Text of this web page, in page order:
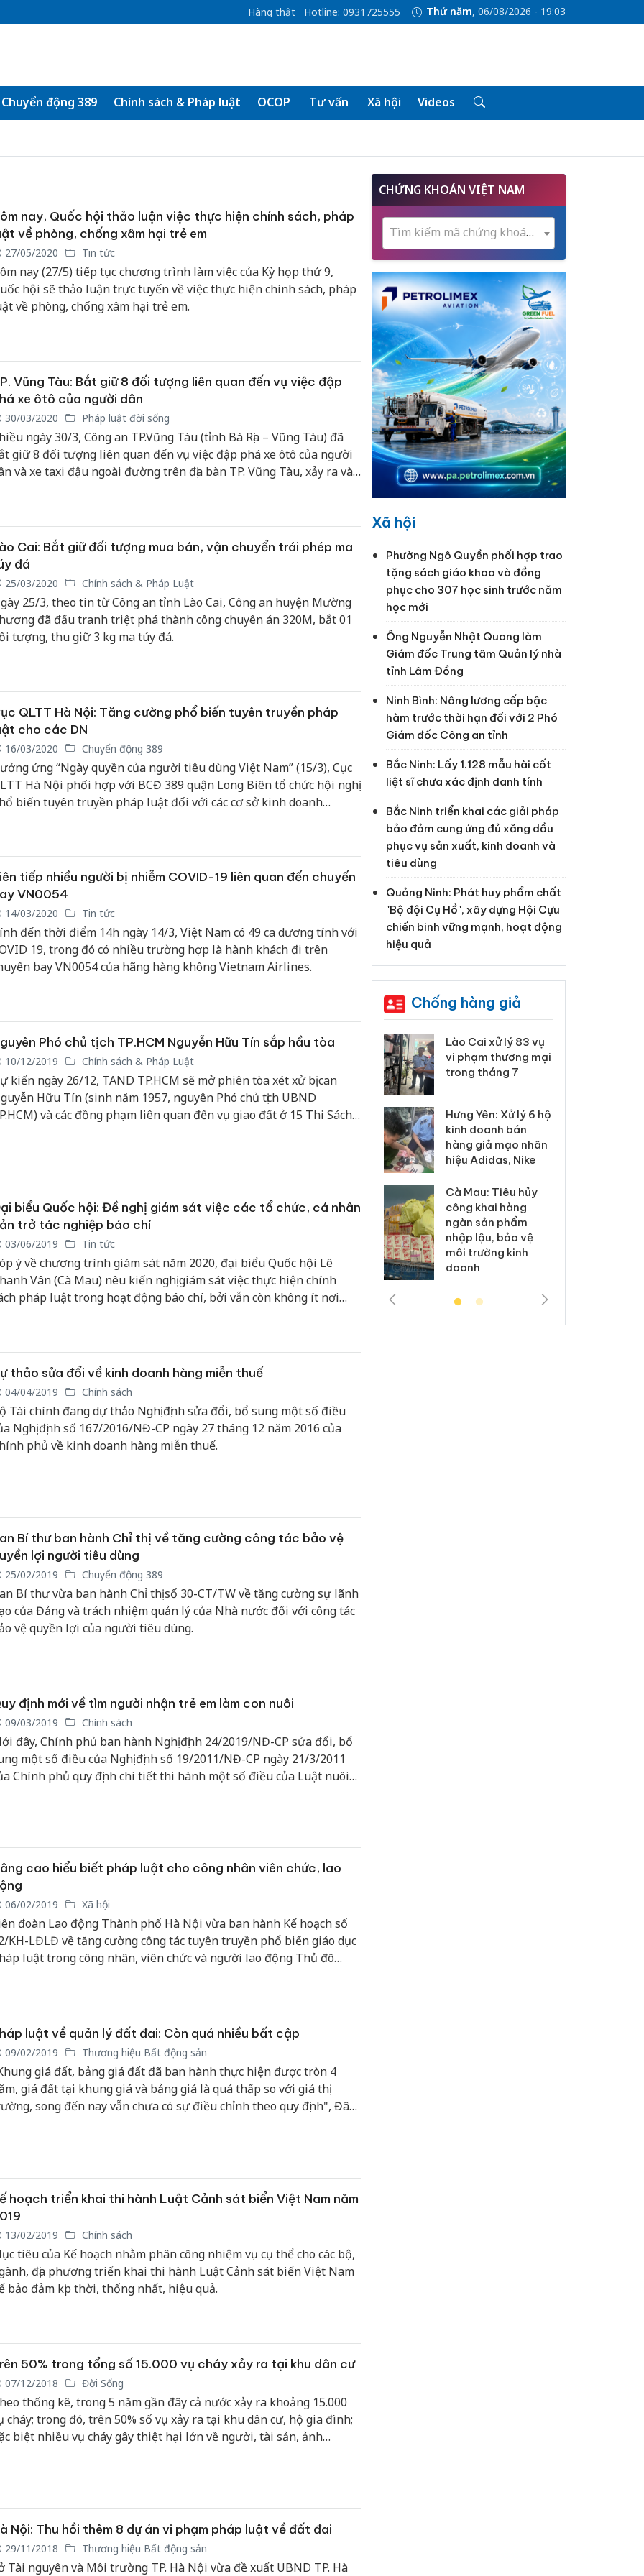
Hàng thật Hotline: 0931725555 Thứ năm, 06/08/2026 - 19:03
Chuyển động 389 Chính sách & Pháp luật OCOP Tư vấn Xã hội Videos
nay, Quốc hội thảo luận việc thực hiện chính sách, pháp
về phòng, chống xâm hại trẻ em
27/05/2020 Tin tức
nay (27/5) tiếp tục chương trình làm việc của Kỳ họp thứ 9,
hội sẽ thảo luận trực tuyến về việc thực hiện chính sách, pháp
về phòng, chống xâm hại trẻ em.
Vũng Tàu: Bắt giữ 8 đối tượng liên quan đến vụ việc đập
xe ôtô của người dân
30/03/2020 Pháp luật đời sống
ngày 30/3, Công an TP.Vũng Tàu (tỉnh Bà Rịa – Vũng Tàu) đã
giữ 8 đối tượng liên quan đến vụ việc đập phá xe ôtô của người
và xe taxi đậu ngoài đường trên địa bàn TP. Vũng Tàu, xảy ra vào
Cai: Bắt giữ đối tượng mua bán, vận chuyển trái phép ma
đá
25/03/2020 Chính sách & Pháp Luật
25/3, theo tin từ Công an tỉnh Lào Cai, Công an huyện Mường
đã đấu tranh triệt phá thành công chuyên án 320M, bắt 01
tượng, thu giữ 3 kg ma túy đá.
QLTT Hà Nội: Tăng cường phổ biến tuyên truyền pháp
cho các DN
16/03/2020 Chuyển động 389
ứng “Ngày quyền của người tiêu dùng Việt Nam” (15/3), Cục
Hà Nội phối hợp với BCĐ 389 quận Long Biên tổ chức hội nghị
biến tuyên truyền pháp luật đối với các cơ sở kinh doanh
tiếp nhiều người bị nhiễm COVID-19 liên quan đến chuyến
VN0054
14/03/2020 Tin tức
đến thời điểm 14h ngày 14/3, Việt Nam có 49 ca dương tính với
19, trong đó có nhiều trường hợp là hành khách đi trên
bay VN0054 của hãng hàng không Vietnam Airlines.
Phó chủ tịch TP.HCM Nguyễn Hữu Tín sắp hầu tòa
10/12/2019 Chính sách & Pháp Luật
kiến ngày 26/12, TAND TP.HCM sẽ mở phiên tòa xét xử bị can
Hữu Tín (sinh năm 1957, nguyên Phó chủ tịch UBND
và các đồng phạm liên quan đến vụ giao đất ở 15 Thi Sách
biểu Quốc hội: Đề nghị giám sát việc các tổ chức, cá nhân
trở tác nghiệp báo chí
03/06/2019 Tin tức
ý về chương trình giám sát năm 2020, đại biểu Quốc hội Lê
Vân (Cà Mau) nêu kiến nghị giám sát việc thực hiện chính
pháp luật trong hoạt động báo chí, bởi vẫn còn không ít nơi
thảo sửa đổi về kinh doanh hàng miễn thuế
04/04/2019 Chính sách
Tài chính đang dự thảo Nghị định sửa đổi, bổ sung một số điều
Nghị định số 167/2016/NĐ-CP ngày 27 tháng 12 năm 2016 của
phủ về kinh doanh hàng miễn thuế.
Bí thư ban hành Chỉ thị về tăng cường công tác bảo vệ
lợi người tiêu dùng
25/02/2019 Chuyển động 389
Bí thư vừa ban hành Chỉ thị số 30-CT/TW về tăng cường sự lãnh
của Đảng và trách nhiệm quản lý của Nhà nước đối với công tác
vệ quyền lợi của người tiêu dùng.
định mới về tìm người nhận trẻ em làm con nuôi
09/03/2019 Chính sách
đây, Chính phủ ban hành Nghị định 24/2019/NĐ-CP sửa đổi, bổ
một số điều của Nghị định số 19/2011/NĐ-CP ngày 21/3/2011
Chính phủ quy định chi tiết thi hành một số điều của Luật nuôi
cao hiểu biết pháp luật cho công nhân viên chức, lao
06/02/2019 Xã hội
đoàn Lao động Thành phố Hà Nội vừa ban hành Kế hoạch số
KH-LĐLĐ về tăng cường công tác tuyên truyền phổ biến giáo dục
luật trong công nhân, viên chức và người lao động Thủ đô
luật về quản lý đất đai: Còn quá nhiều bất cập
09/02/2019 Thương hiệu Bất động sản
giá đất, bảng giá đất đã ban hành thực hiện được tròn 4
giá đất tại khung giá và bảng giá là quá thấp so với giá thị
song đến nay vẫn chưa có sự điều chỉnh theo quy định", Đây
hoạch triển khai thi hành Luật Cảnh sát biển Việt Nam năm
13/02/2019 Chính sách
tiêu của Kế hoạch nhằm phân công nhiệm vụ cụ thể cho các bộ,
địa phương triển khai thi hành Luật Cảnh sát biển Việt Nam
bảo đảm kịp thời, thống nhất, hiệu quả.
50% trong tổng số 15.000 vụ cháy xảy ra tại khu dân cư
07/12/2018 Đời Sống
thống kê, trong 5 năm gần đây cả nước xảy ra khoảng 15.000
cháy; trong đó, trên 50% số vụ xảy ra tại khu dân cư, hộ gia đình;
biệt nhiều vụ cháy gây thiệt hại lớn về người, tài sản, ảnh
Nội: Thu hồi thêm 8 dự án vi phạm pháp luật về đất đai
29/11/2018 Thương hiệu Bất động sản
Tài nguyên và Môi trường TP. Hà Nội vừa đề xuất UBND TP. Hà
CHỨNG KHOÁN VIỆT NAM
Tìm kiếm mã chứng khoán...
Xã hội
Phường Ngô Quyền phối hợp trao
tặng sách giáo khoa và đồng
phục cho 307 học sinh trước năm
học mới
Ông Nguyễn Nhật Quang làm
Giám đốc Trung tâm Quản lý nhà
tỉnh Lâm Đồng
Ninh Bình: Nâng lương cấp bậc
hàm trước thời hạn đối với 2 Phó
Giám đốc Công an tỉnh
Bắc Ninh: Lấy 1.128 mẫu hài cốt
liệt sĩ chưa xác định danh tính
Bắc Ninh triển khai các giải pháp
bảo đảm cung ứng đủ xăng dầu
phục vụ sản xuất, kinh doanh và
tiêu dùng
Quảng Ninh: Phát huy phẩm chất
"Bộ đội Cụ Hồ", xây dựng Hội Cựu
chiến binh vững mạnh, hoạt động
hiệu quả
Chống hàng giả
Công an Thanh Hóa
án sản xuất, buôn
bán yến sào giả
Thanh Hóa: Tìm bị
chủ mưu đường dây
thú
Lào Cai xử lý 83 vụ
vi phạm thương mại
trong tháng 7
Hưng Yên: Xử lý 6 hộ
kinh doanh bán
hàng giả mạo nhãn
hiệu Adidas, Nike
Cà Mau: Tiêu hủy
công khai hàng
ngàn sản phẩm
nhập lậu, bảo vệ
môi trường kinh
doanh